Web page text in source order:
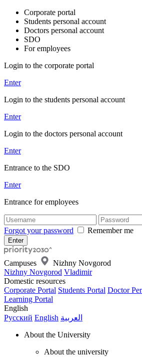
Corporate portal
Students personal account
Doctors personal account
SDO
For employees
Login to the corporate portal
Enter
Login to the students personal account
Enter
Login to the doctors personal account
Enter
Entrance to the SDO
Enter
Entrance for employees
Forgot your password Remember me
Campuses
Nizhny Novgorod
Nizhny Novgorod Vladimir
Domestic resources
Corporate Portal Students Portal Doctor
Learning Portal
English
Русский English العربية
About the University
About the university